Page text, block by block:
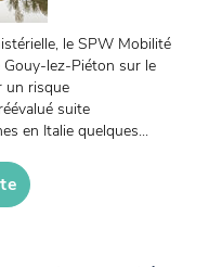
le SPW Mobilité
lez-Piéton sur le
un risque
suite
en Italie quelques...